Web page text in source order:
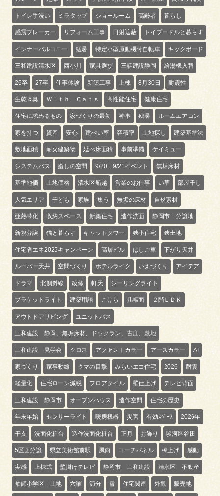
トイレ手洗い ミラタップ ショールーム 高齢者 暮らし
感震ブレーカー リフォーム工事 日射遮蔽 トイプードルと暮らす
インナーバルコニー 猛暑 特定小型原動機付自転車 キックボード
三和建設清水区 西小川 家具選び 三話建設静岡 給湯機入替
26卒 27卒 仕事体験 新築工事 上棟 8月30日 耐震性
生乾き臭 Ｗｉｔｈ Ｃａｔｓ 高性能住宅 健康住宅
住宅に求めるもの 家づくりの最初 神事 残暑 ルームエアコン
家を持つ 資産 安心 建ぺい率 容積率 土地探し 建築基準法
敷地面積 耐火建築物 延べ床面積 事前準備 ケイミュー
システムバス 癒しの空間 9/20・9/21イベント 無垢床材
基準地価 土地価格 清水区船越 営業のお仕事 い草 部屋干し
人気エリア 子ども 家族 集う 無垢の床材 自然素材
亜熱帯化 収納スペース 新築住宅 造作洗面 静岡市 分譲地
新規分譲 猫と暮らす キャットタワー 狭小住宅 狭土地
住宅省エネ2025キャンペーン 高層ビル はしご車 下がり天井
ルーバー天井 空間づくり ホテルライク いえづくり アイデア
ドラマ 北側斜線 改修 軒天 シーリングライト
ブラケットライト 建築用語 こけら 几帳面 ２階ＬＤＫ
アウトドアリビング ユニットバス
三和建設 静岡、無垢床材、ドックラン、古庄、敷地
三和建設 見学会 クロス アクセントカラー アースカラー AI
家づくり 家事動線 クマの目撃 みらいエコ住宅 2026 耐震
軽量化 住宅ローン減税 フロアタイル 壁仕上げ テレビ背面
三和建設 静岡市 オープンハウス 造作空間 住宅の歴史
年末年始 センサーライト 暖房機器 災害 有効ｽﾍﾟｰｽ 2026年
干支 洗面化粧台 造作洗面化粧台 正月 お飾り 駿河区谷田
5区画分譲 県立美術館前駅 風向 コーチパネル 棟上げ 感動
実感 上棟式 壁掛けテレビ 静岡市 三和建設 清水区 不動産
袖師小学区 土地 六曜 節分 雪 住宅関連 外観 販売地